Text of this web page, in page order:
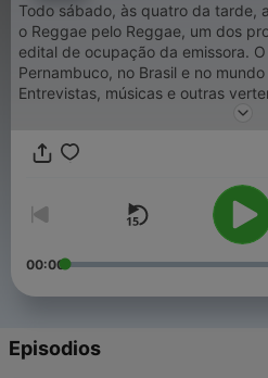
Todo sábado, às quatro da tarde,
o Reggae pelo Reggae, um dos
edital de ocupação da emissora.
Pernambuco, no Brasil e no
Entrevistas, músicas e outras
dancehall, ska e rocksteady
101.5. Frei Caneca FM, a rádio
00:00
Episodios